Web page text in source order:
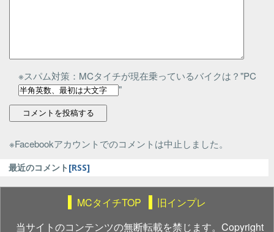
※スパム対策：MCタイチが現在乗っているバイクは？"PC
"
※Facebookアカウントでのコメントは中止しました。
最近のコメント [RSS]
MCタイチTOP
旧インプレ
当サイトのコンテンツの無断転載を禁じます。Copyright